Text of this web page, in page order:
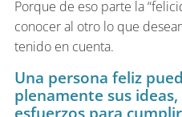
Porque de eso parte la
conocer al otro lo que
tenido en cuenta.
Una persona feliz
plenamente sus